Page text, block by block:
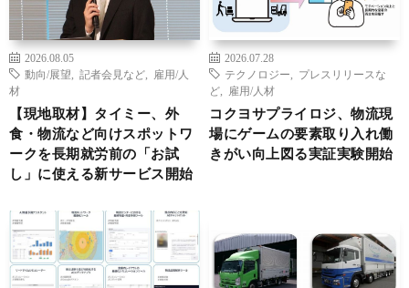
2026.08.05
動向/展望
記者会見など
雇用/人
材
【現地取材】タイミー、外
食・物流など向けスポットワ
ークを長期就労前の「お試
し」に使える新サービス開始
2026.07.28
テクノロジー
プレスリリースな
ど
雇用/人材
コクヨサプライロジ、物流現
場にゲームの要素取り入れ働
きがい向上図る実証実験開始